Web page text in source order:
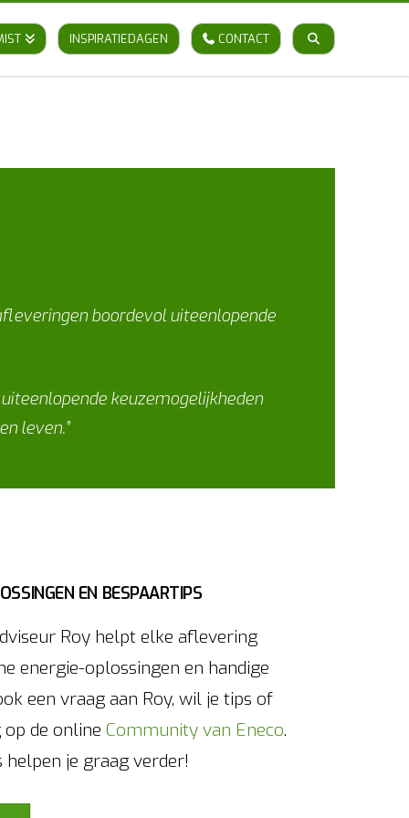
INSPIRATIEDAGEN CONTACT
boordevol uiteenlopende
keuzemogelijkheden
leven.”
EN BESPAARTIPS
Roy helpt elke aflevering
energie-oplossingen en handige
een vraag aan Roy, wil je tips of
op de online Community van Eneco.
helpen je graag verder!